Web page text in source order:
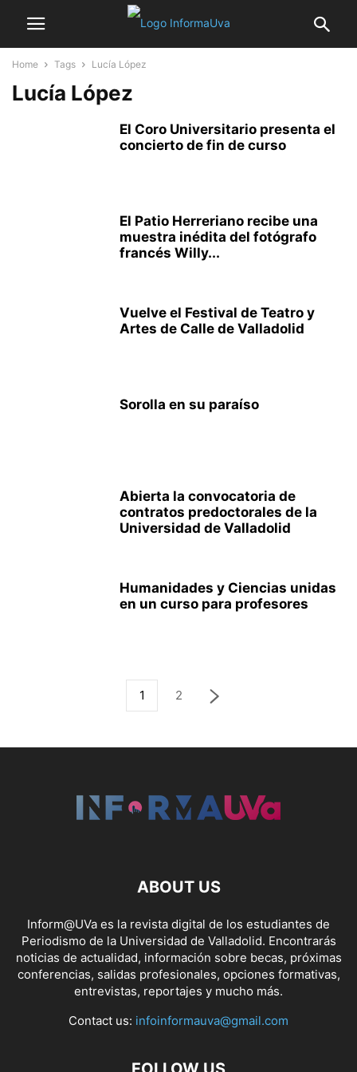
Home Tags Lucía López
Lucía López
El Coro Universitario presenta el
concierto de fin de curso
El Patio Herreriano recibe una
muestra inédita del fotógrafo
francés Willy...
Vuelve el Festival de Teatro y
Artes de Calle de Valladolid
Sorolla en su paraíso
Abierta la convocatoria de
contratos predoctorales de la
Universidad de Valladolid
Humanidades y Ciencias unidas
en un curso para profesores
1 2
ABOUT US
Inform@UVa es la revista digital de los estudiantes de
Periodismo de la Universidad de Valladolid. Encontrarás
noticias de actualidad, información sobre becas, próximas
conferencias, salidas profesionales, opciones formativas,
entrevistas, reportajes y mucho más.
Contact us: infoinformauva@gmail.com